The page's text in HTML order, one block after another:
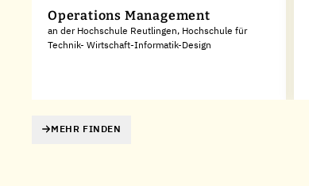
Operations Management
an der Hochschule Reutlingen, Hochschule für
Technik- Wirtschaft-Informatik-Design
MEHR FINDEN